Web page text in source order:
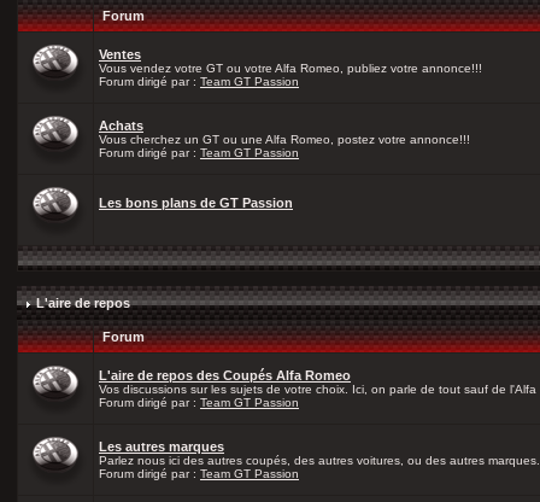
Forum
Ventes
Vous vendez votre GT ou votre Alfa Romeo, publiez votre annonce!!!
Forum dirigé par : Team GT Passion
Achats
Vous cherchez un GT ou une Alfa Romeo, postez votre annonce!!!
Forum dirigé par : Team GT Passion
Les bons plans de GT Passion
L'aire de repos
Forum
L'aire de repos des Coupés Alfa Romeo
Vos discussions sur les sujets de votre choix. Ici, on parle de tout sauf de l'Alfa
Forum dirigé par : Team GT Passion
Les autres marques
Parlez nous ici des autres coupés, des autres voitures, ou des autres marques.
Forum dirigé par : Team GT Passion